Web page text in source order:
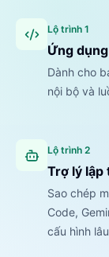
Lộ trình 1
Ứng
Dành cho
nội bộ và
Lộ trình 2
Trợ lý lập
Sao chép
Code,
cấu hình